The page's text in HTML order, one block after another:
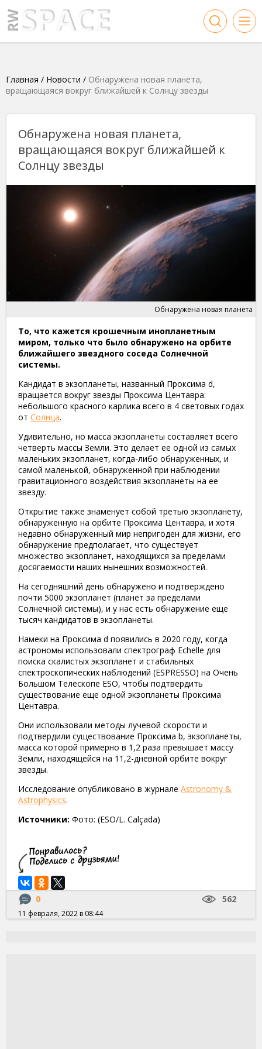
Главная / Новости / Обнаружена новая планета,
вращающаяся вокруг ближайшей к Солнцу звезды
Обнаружена новая планета,
вращающаяся вокруг ближайшей к
Солнцу звезды
Обнаружена новая планета
То, что кажется крошечным инопланетным
миром, только что было обнаружено на орбите
ближайшего звездного соседа Солнечной
системы.
Кандидат в экзопланеты, названный Проксима d,
вращается вокруг звезды Проксима Центавра:
небольшого красного карлика всего в 4 световых годах
от Солнца.
Удивительно, но масса экзопланеты составляет всего
четверть массы Земли. Это делает ее одной из самых
маленьких экзопланет, когда-либо обнаруженных, и
самой маленькой, обнаруженной при наблюдении
гравитационного воздействия экзопланеты на ее
звезду.
Открытие также знаменует собой третью экзопланету,
обнаруженную на орбите Проксима Центавра, и хотя
недавно обнаруженный мир непригоден для жизни, его
обнаружение предполагает, что существует
множество экзопланет, находящихся за пределами
досягаемости наших нынешних возможностей.
На сегодняшний день обнаружено и подтверждено
почти 5000 экзопланет (планет за пределами
Солнечной системы), и у нас есть обнаружение еще
тысяч кандидатов в экзопланеты.
Намеки на Проксима d появились в 2020 году, когда
астрономы использовали спектрограф Echelle для
поиска скалистых экзопланет и стабильных
спектроскопических наблюдений (ESPRESSO) на Очень
Большом Телескопе ESO, чтобы подтвердить
существование еще одной экзопланеты Проксима
Центавра.
Они использовали методы лучевой скорости и
подтвердили существование Проксима b, экзопланеты,
масса которой примерно в 1,2 раза превышает массу
Земли, находящейся на 11,2-дневной орбите вокруг
звезды.
Исследование опубликовано в журнале Astronomy &
Astrophysics.
Источники: Фото: (ESO/L. Calçada)
0 562
11 февраля, 2022 в 08:44